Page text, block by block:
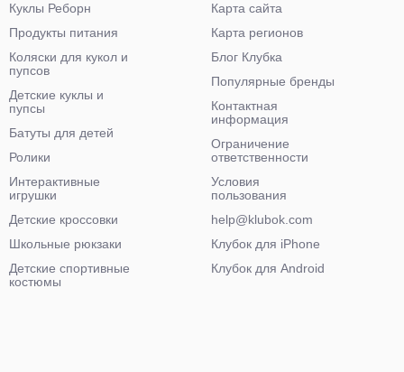
Куклы Реборн
Продукты питания
Коляски для кукол и
пупсов
Детские куклы и
пупсы
Батуты для детей
Ролики
Интерактивные
игрушки
Детские кроссовки
Школьные рюкзаки
Детские спортивные
костюмы
Карта сайта
Карта регионов
Блог Клубка
Популярные бренды
Контактная
информация
Ограничение
ответственности
Условия
пользования
help@klubok.com
Клубок для iPhone
Клубок для Android